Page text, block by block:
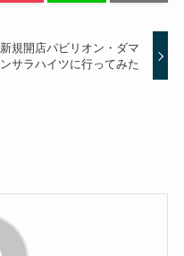
新規開店パビリオン・ダマ
ンサラハイツに行ってみた